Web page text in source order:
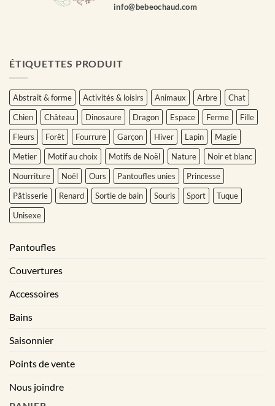
info@bebeochaud.com
ÉTIQUETTES PRODUIT
Abstrait & forme Activités & loisirs Animaux Arbre
Chat
Chien
Château Dinosaure Dragon Espace Ferme
Fille
Fleurs
Forêt Fourrure Garçon Hiver Lapin
Magie
Metier
Motif au choix Motifs de Noël Nature
Noir et blanc
Nourriture
Noël Ours Pantoufles unies
Princesse
Pâtisserie
Renard Sortie de bain Souris Sport
Tuque
Unisexe
Pantoufles
Couvertures
Accessoires
Bains
Saisonnier
Points de vente
Nous joindre